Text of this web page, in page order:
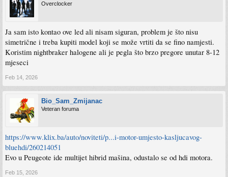
Overclocker
Ja sam isto kontao ove led ali nisam siguran, problem je što nisu
simetrične i treba kupiti model koji se može vrtiti da se fino namjesti.
Koristim nightbraker halogene ali je pegla što brzo pregore unutar 8-12
mjeseci
Feb 14, 2026
Bio_Sam_Zmijanac
Veteran foruma
https://www.klix.ba/auto/noviteti/p...i-motor-umjesto-kasljucavog-
bluehdi/260214051
Evo u Peugeote ide multijet hibrid mašina, odustalo se od hdi motora.
Feb 15, 2026